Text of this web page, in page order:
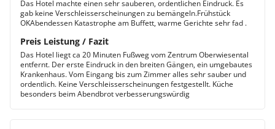
Das Hotel machte einen sehr sauberen, ordentlichen Eindruck. Es
gab keine Verschleisserscheinungen zu bemängeln.Frühstück
OKAbendessen Katastrophe am Buffett, warme Gerichte sehr fad .
Preis Leistung / Fazit
Das Hotel liegt ca 20 Minuten Fußweg vom Zentrum Oberwiesental
entfernt. Der erste Eindruck in den breiten Gängen, ein umgebautes
Krankenhaus. Vom Eingang bis zum Zimmer alles sehr sauber und
ordentlich. Keine Verschleisserscheinungen festgestellt. Küche
besonders beim Abendbrot verbesserungswürdig